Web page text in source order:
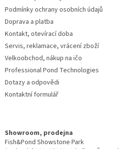
Podmínky ochrany osobních údajů
Doprava a platba
Kontakt, otevírací doba
Servis, reklamace, vrácení zboží
Velkoobchod, nákup na ičo
Professional Pond Technologies
Dotazy a odpovědi
Kontaktní formulář
Showroom, prodejna
Fish&Pond Showstone Park